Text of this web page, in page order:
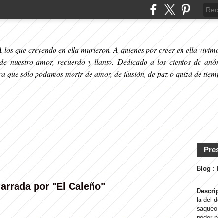
que creyendo en ella murieron. A quienes por creer en ella
nuestro amor, recuerdo y llanto. Dedicado a los cientos de
que sólo podamos morir de amor, de ilusión, de paz o quizá de
por "El Caleño"
Blog :
la del